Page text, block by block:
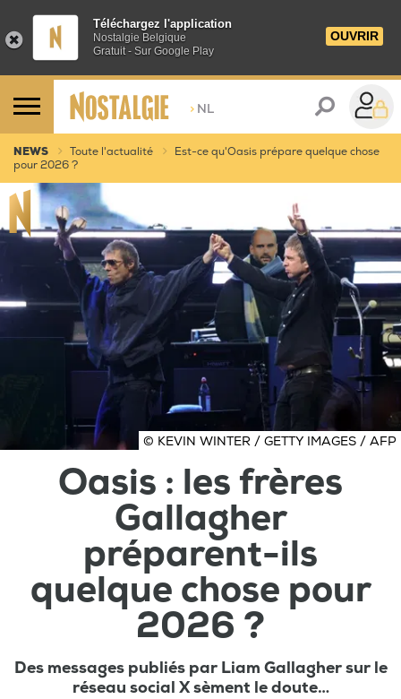
Téléchargez l'application
Nostalgie Belgique
Gratuit - Sur Google Play
OUVRIR
> NL
NEWS Toute l'actualité
Est-ce qu'Oasis prépare quelque chose
pour 2026 ?
© KEVIN WINTER / GETTY IMAGES / AFP
Oasis : les frères
Gallagher
préparent-ils
quelque chose pour
2026 ?
Des messages publiés par Liam Gallagher sur le
réseau social X sèment le doute…